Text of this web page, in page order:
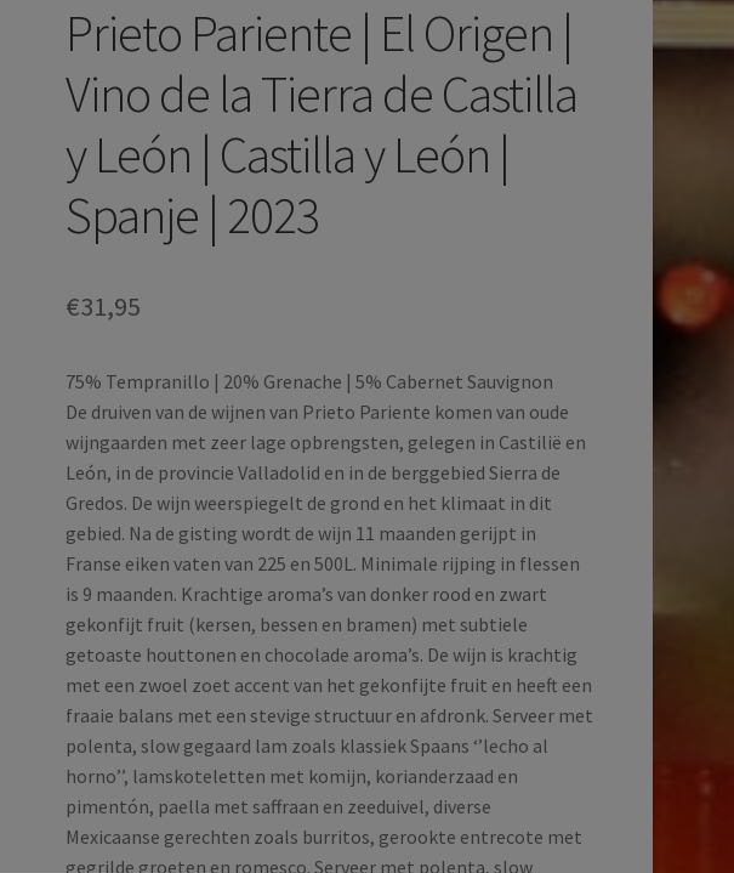
Prieto Pariente | El Origen |
Vino de la Tierra de Castilla
y León | Castilla y León |
Spanje | 2023
€31,95
75% Tempranillo | 20% Grenache | 5% Cabernet Sauvignon
De druiven van de wijnen van Prieto Pariente komen van oude
wijngaarden met zeer lage opbrengsten, gelegen in Castilië en
León, in de provincie Valladolid en in de berggebied Sierra de
Gredos. De wijn weerspiegelt de grond en het klimaat in dit
gebied. Na de gisting wordt de wijn 11 maanden gerijpt in
Franse eiken vaten van 225 en 500L. Minimale rijping in flessen
is 9 maanden. Krachtige aroma’s van donker rood en zwart
gekonfijt fruit (kersen, bessen en bramen) met subtiele
getoaste houttonen en chocolade aroma’s. De wijn is krachtig
met een zwoel zoet accent van het gekonfijte fruit en heeft een
fraaie balans met een stevige structuur en afdronk. Serveer met
polenta, slow gegaard lam zoals klassiek Spaans ‘’lecho al
horno’’, lamskoteletten met komijn, korianderzaad en
pimentón, paella met saffraan en zeeduivel, diverse
Mexicaanse gerechten zoals burritos, gerookte entrecote met
gegrilde groeten en romesco. Serveer met polenta, slow